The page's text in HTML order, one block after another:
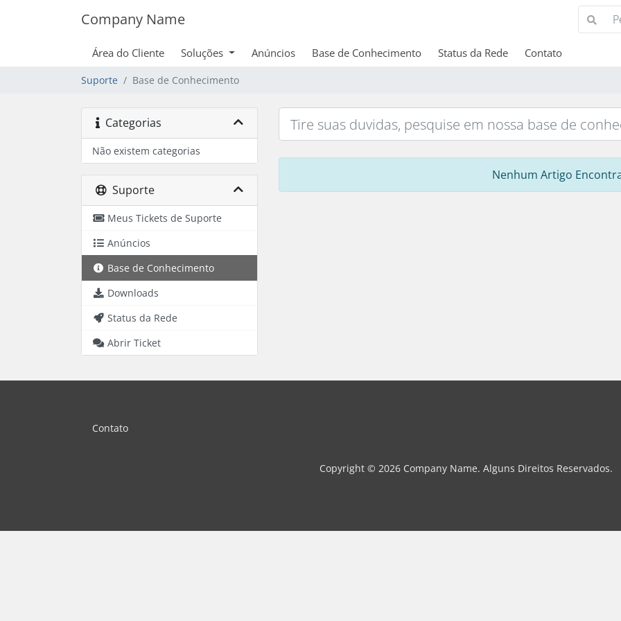
Company Name
Área do Cliente Soluções Anúncios Base de Conhecimento Status da Rede Contato
Suporte Base de Conhecimento
Categorias
Não existem categorias
Suporte
Meus Tickets de Suporte
Anúncios
Base de Conhecimento
Downloads
Status da Rede
Abrir Ticket
Nenhum Artigo
Contato
Copyright © 2026 Company Name. Alguns Direitos Reservados.